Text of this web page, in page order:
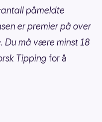
påmeldte
er premier på over
Du må være minst 18
Tipping for å